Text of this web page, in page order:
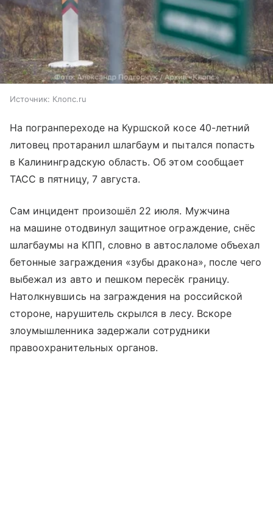
Источник: Клопс.ru
На погранпереходе на Куршской косе 40-летний
литовец протаранил шлагбаум и пытался попасть
в Калининградскую область. Об этом сообщает
ТАСС в пятницу, 7 августа.
Сам инцидент произошёл 22 июля. Мужчина
на машине отодвинул защитное ограждение, снёс
шлагбаумы на КПП, словно в автослаломе объехал
бетонные заграждения «зубы дракона», после чего
выбежал из авто и пешком пересёк границу.
Натолкнувшись на заграждения на российской
стороне, нарушитель скрылся в лесу. Вскоре
злоумышленника задержали сотрудники
правоохранительных органов.